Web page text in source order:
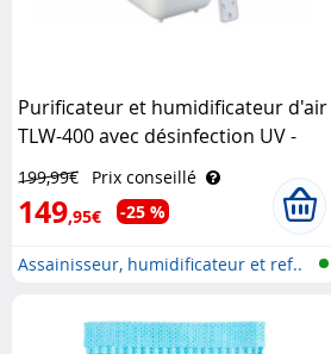
Purificateur et humidificateur d'air
TLW-400 avec désinfection UV -
coloris blanc Sichler
Haushaltsgeräte
199,99€ Prix conseillé
149,95€ -25 %
Assainisseur, humidificateur et ref..